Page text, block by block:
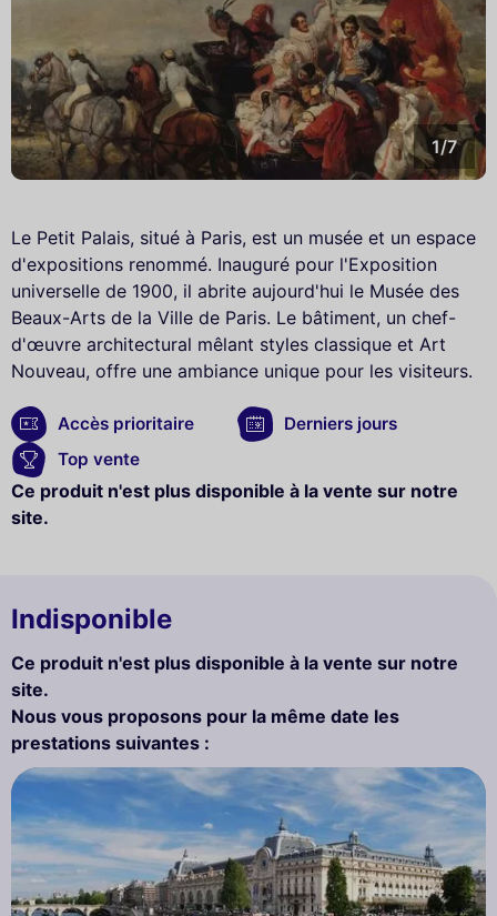
1/7
Le Petit Palais, situé à Paris, est un musée et un espace
d'expositions renommé. Inauguré pour l'Exposition
universelle de 1900, il abrite aujourd'hui le Musée des
Beaux-Arts de la Ville de Paris. Le bâtiment, un chef-
d'œuvre architectural mêlant styles classique et Art
Nouveau, offre une ambiance unique pour les visiteurs.
Accès prioritaire
Derniers jours
Top vente
Ce produit n'est plus disponible à la vente sur notre
site.
Indisponible
Ce produit n'est plus disponible à la vente sur notre
site.
Nous vous proposons pour la même date les
prestations suivantes :